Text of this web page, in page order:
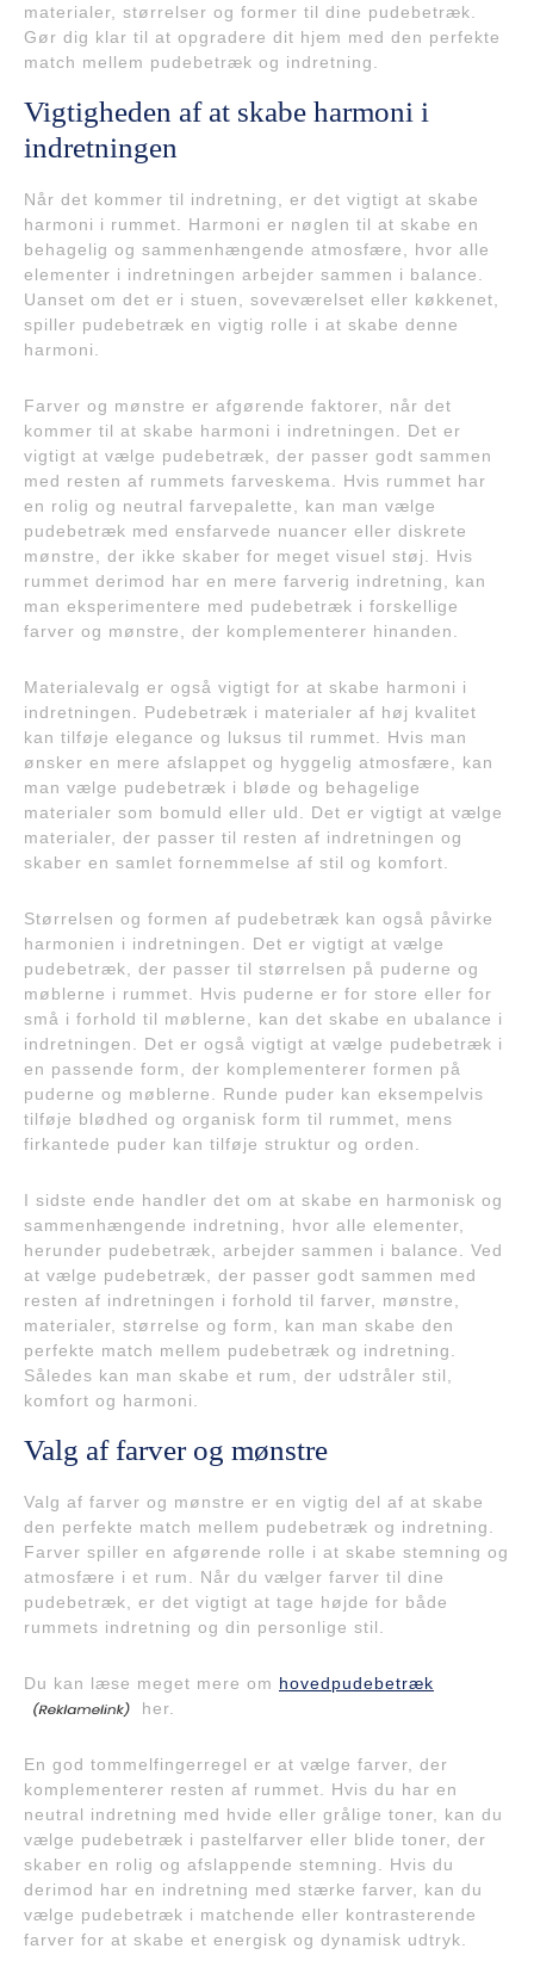
materialer, størrelser og former til dine pudebetræk.
Gør dig klar til at opgradere dit hjem med den perfekte
match mellem pudebetræk og indretning.
Vigtigheden af at skabe harmoni i
indretningen
Når det kommer til indretning, er det vigtigt at skabe
harmoni i rummet. Harmoni er nøglen til at skabe en
behagelig og sammenhængende atmosfære, hvor alle
elementer i indretningen arbejder sammen i balance.
Uanset om det er i stuen, soveværelset eller køkkenet,
spiller pudebetræk en vigtig rolle i at skabe denne
harmoni.
Farver og mønstre er afgørende faktorer, når det
kommer til at skabe harmoni i indretningen. Det er
vigtigt at vælge pudebetræk, der passer godt sammen
med resten af rummets farveskema. Hvis rummet har
en rolig og neutral farvepalette, kan man vælge
pudebetræk med ensfarvede nuancer eller diskrete
mønstre, der ikke skaber for meget visuel støj. Hvis
rummet derimod har en mere farverig indretning, kan
man eksperimentere med pudebetræk i forskellige
farver og mønstre, der komplementerer hinanden.
Materialevalg er også vigtigt for at skabe harmoni i
indretningen. Pudebetræk i materialer af høj kvalitet
kan tilføje elegance og luksus til rummet. Hvis man
ønsker en mere afslappet og hyggelig atmosfære, kan
man vælge pudebetræk i bløde og behagelige
materialer som bomuld eller uld. Det er vigtigt at vælge
materialer, der passer til resten af indretningen og
skaber en samlet fornemmelse af stil og komfort.
Størrelsen og formen af pudebetræk kan også påvirke
harmonien i indretningen. Det er vigtigt at vælge
pudebetræk, der passer til størrelsen på puderne og
møblerne i rummet. Hvis puderne er for store eller for
små i forhold til møblerne, kan det skabe en ubalance i
indretningen. Det er også vigtigt at vælge pudebetræk i
en passende form, der komplementerer formen på
puderne og møblerne. Runde puder kan eksempelvis
tilføje blødhed og organisk form til rummet, mens
firkantede puder kan tilføje struktur og orden.
I sidste ende handler det om at skabe en harmonisk og
sammenhængende indretning, hvor alle elementer,
herunder pudebetræk, arbejder sammen i balance. Ved
at vælge pudebetræk, der passer godt sammen med
resten af indretningen i forhold til farver, mønstre,
materialer, størrelse og form, kan man skabe den
perfekte match mellem pudebetræk og indretning.
Således kan man skabe et rum, der udstråler stil,
komfort og harmoni.
Valg af farver og mønstre
Valg af farver og mønstre er en vigtig del af at skabe
den perfekte match mellem pudebetræk og indretning.
Farver spiller en afgørende rolle i at skabe stemning og
atmosfære i et rum. Når du vælger farver til dine
pudebetræk, er det vigtigt at tage højde for både
rummets indretning og din personlige stil.
Du kan læse meget mere om hovedpudebetræk
her.
En god tommelfingerregel er at vælge farver, der
komplementerer resten af rummet. Hvis du har en
neutral indretning med hvide eller grålige toner, kan du
vælge pudebetræk i pastelfarver eller blide toner, der
skaber en rolig og afslappende stemning. Hvis du
derimod har en indretning med stærke farver, kan du
vælge pudebetræk i matchende eller kontrasterende
farver for at skabe et energisk og dynamisk udtryk.